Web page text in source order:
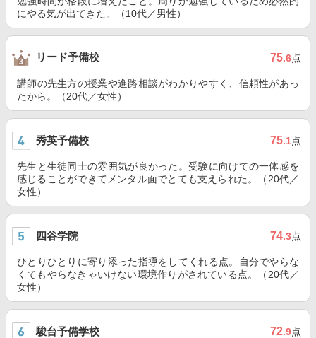
にやる気が出てきた。（10代／男性）
リード予備校 75.6点
講師の先生方の授業や進路相談がわかりやすく、信頼性があっ
たから。（20代／女性）
秀英予備校 75.1点
先生と生徒同士の雰囲気が良かった。受験に向けての一体感を
感じることができてメンタル面でとても支えられた。（20代／
女性）
四谷学院 74.3点
ひとりひとりに寄り添った指導をしてくれる点。自分でやらな
くてもやらなきゃいけない環境作りがされている点。（20代／
女性）
駿台予備学校 72.9点